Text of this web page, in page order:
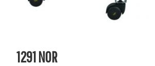
1291 NOR